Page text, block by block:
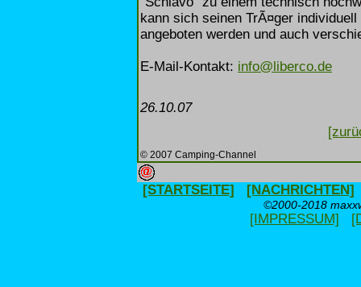
kann sich seinen TrÃ¤ger
angeboten werden und auch
E-Mail-Kontakt: info@liberco.de
26.10.07
© 2007 Camping-Channel
[STARTSEITE] [NACHRICHTEN]
©2000-2018
[IMPRESSUM]